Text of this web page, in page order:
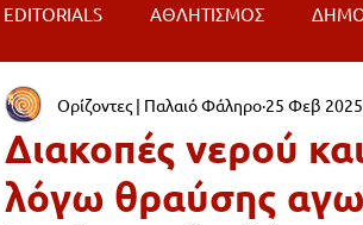
EDITORIALS ΑΘΛΗΤΙΣΜΟΣ
& ΑΓΟΡΑ ΠΑΙΔΙ & ΠΑΙΔΕΙΑ
ΥΓΕΙΑ ΨΥΧΑΓΩΓΙΑ
Διακοπές νερού
λόγω θραύσης
Ορίζοντες | Παλαιό Φάληρο 25 Φεβ 2025